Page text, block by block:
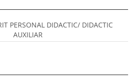
PERSONAL DIDACTIC/ DIDACTIC
AUXILIAR